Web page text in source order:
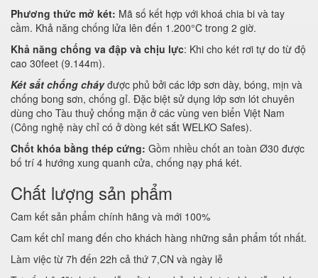
Phương thức mở két: Mã số kết hợp với khoá chia bi và tay
cầm. Khả năng chống lửa lên đến 1.200°C trong 2 giờ.
Khả năng chống va đập và chịu lực: Khi cho két rơi tự do từ độ
cao 30feet (9.144m).
Két sắt chống cháyđược phủ bởi các lớp sơn dày, bóng, mịn và
chống bong sơn, chống gỉ. Đặc biệt sử dụng lớp sơn lót chuyên
dùng cho Tàu thuỷ chống mặn ở các vùng ven biển Việt Nam
(Công nghệ này chỉ có ở dòng két sắt WELKO Safes).
Chốt khóa bằng thép cứng: Gồm nhiều chốt an toàn Ø30 được
bố trí 4 hướng xung quanh cửa, chống nạy phá két.
Chất lượng sản phẩm
Cam kết sản phẩm chính hãng và mới 100%
Cam kết chỉ mang đến cho khách hàng những sản phẩm tốt nhất.
Làm việc từ 7h đến 22h cả thứ 7,CN và ngày lễ